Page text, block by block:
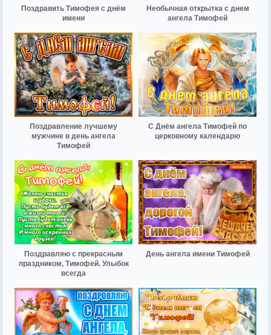
Поздравить Тимофея с днём
имени
Необычная открытка с днем
ангела Тимофей
Поздравление лучшему
мужчине в день ангела
Тимофей
С Днём ангела Тимофей по
церковному календарю
Поздравляю с прекрасным
праздником, Тимофей. Улыбок
всегда
День ангела имени Тимофей